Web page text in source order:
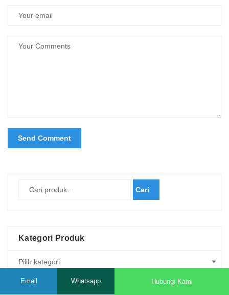
Cari
Kategori Produk
Email Whatsapp Hubungi Kami